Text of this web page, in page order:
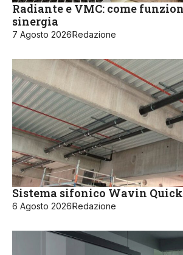
Radiante e VMC: come
sinergia
7 Agosto 2026Redazione
Sistema sifonico Wavin
6 Agosto 2026Redazione